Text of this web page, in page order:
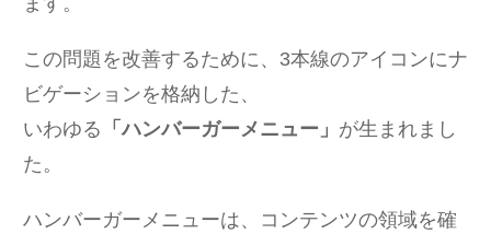
この問題を改善するために、3本線のアイコンにナ
ビゲーションを格納した、
いわゆる 「ハンバーガーメニュー」 が生まれまし
た。
ハンバーガーメニューは、コンテンツの領域を確